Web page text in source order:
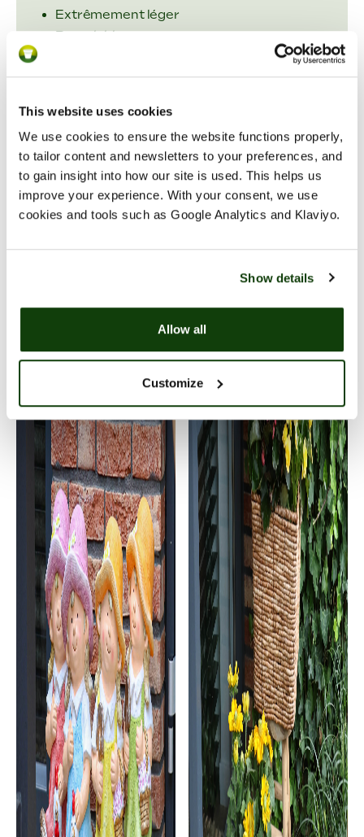
This website uses cookies
We use cookies to ensure the website functions properly,
to tailor content and newsletters to your preferences, and
to gain insight into how our site is used. This helps us
improve your experience. With your consent, we use
cookies and tools such as Google Analytics and Klaviyo.
Show details
Allow all
Customize
Extrêmement léger
Recyclable
Astuce ! Les petits articles se vendent
parfaitement.
Découvrez nos groupes de
produits